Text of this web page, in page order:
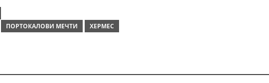
ПОРТОКАЛОВИ МЕЧТИ ХЕРМЕС